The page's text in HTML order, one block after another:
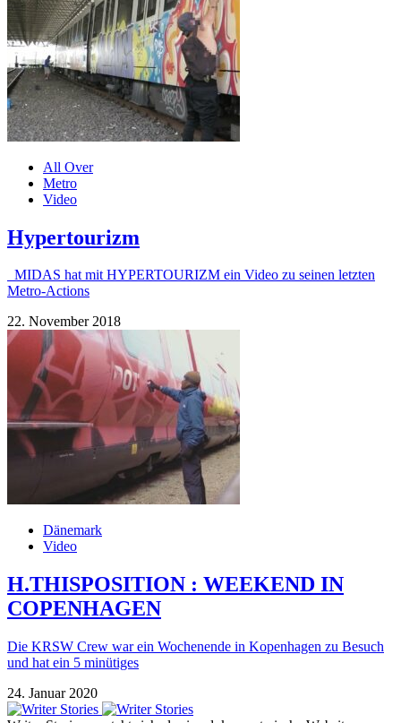
All Over
Metro
Video
Hypertourizm
MIDAS hat mit HYPERTOURIZM ein Video zu seinen letzten
Metro-Actions
22. November 2018
Dänemark
Video
H.THISPOSITION : WEEKEND IN
COPENHAGEN
Die KRSW Crew war ein Wochenende in Kopenhagen zu Besuch
und hat ein 5 minütiges
24. Januar 2020